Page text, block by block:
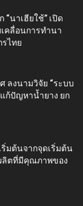
“นาเฮียใช้” เปิด
คลื่อนการทำนา
รไทย
ลงนามวิจัย “ระบบ
ก้ปัญหาน้ำยาง ยก
มต้นจากจุดเริ่มต้น
ลิตที่มีคุณภาพของ